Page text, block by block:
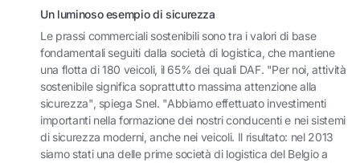
Un luminoso esempio di sicurezza
Le prassi commerciali sostenibili sono tra i valori di base
fondamentali seguiti dalla società di logistica, che mantiene
una flotta di 180 veicoli, il 65% dei quali DAF. "Per noi, attività
sostenibile significa soprattutto massima attenzione alla
sicurezza", spiega Snel. "Abbiamo effettuato investimenti
importanti nella formazione dei nostri conducenti e nei sistemi
di sicurezza moderni, anche nei veicoli. Il risultato: nel 2013
siamo stati una delle prime società di logistica del Belgio a